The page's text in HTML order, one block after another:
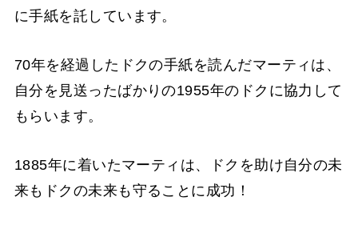
に手紙を託しています。
70年を経過したドクの手紙を読んだマーティは、
自分を見送ったばかりの1955年のドクに協力して
もらいます。
1885年に着いたマーティは、ドクを助け自分の未
来もドクの未来も守ることに成功！